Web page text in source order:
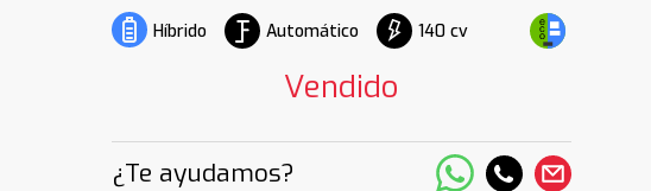
Híbrido
Automático 140 cv
Vendido
¿Te ayudamos?